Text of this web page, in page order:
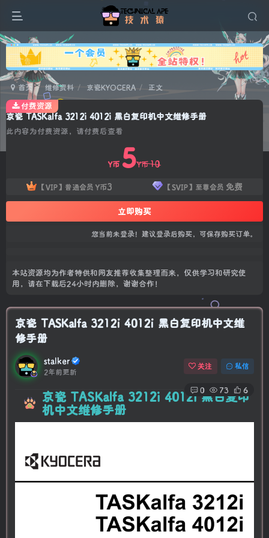
广告
首页 维修资料 京瓷KYOCERA 正文
京瓷 TASKalfa 3212i 4012i 黑白复印机中文维修手册
此内容为付费资源，请付费后查看
Y币 5Y币10
【VIP】普通会员 Y币3 【SVIP】至尊会员 免费
立即购买
您当前未登录！建议登录后购买，可保存购买订单。
本站资源均为作者特供和网友推荐收集整理而来，仅供学习和研究使
用，请在下载后24小时内删除，谢谢合作！
付费资源
京瓷 TASKalfa 3212i 4012i 黑白复印机中文维
修手册
stalker
2年前更新
关注 私信
0 73 6
京瓷 TASKalfa 3212i 4012i黑白复印
机中文维修手册